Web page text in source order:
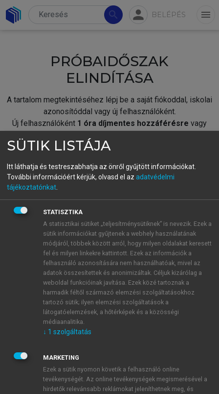
search person BELÉPÉS menu
PRÓBAIDŐSZAK
ELINDÍTÁSA
A tartalom megtekintéséhez lépj be a saját fiókoddal, iskolai
azonosítóddal vagy új felhasználóként.
Új felhasználóként 1 óra díjmentes hozzáférésre vagy
fiókoddal,vagy hozz létre új fiókot.
A regisztráció után apróbaidőszakautomatikusan
BELÉPÉS SAJÁT FIÓKKAL
ÚJ FIÓK LÉTREHOZÁSA
1 óra díjmentes hozzáférés
E-MAIL-CÍM
JELSZÓ
JELSZÓ ÚJRA
SÜTIK LISTÁJA
Itt láthatja és testreszabhatja az önről gyűjtött információkat.
További információért kérjük, olvasd el az adatvédelmi
tájékoztatónkat
STATISZTIKA
A statisztikai sütiket „teljesítménysütiknek” is nevezik. Ezek a
sütik információkat gyűjtenek a webhely használatának
módjáról, többek között arról, hogy milyen oldalakat keresett
fel és milyen linkekre kattintott. Ezek az információk a
felhasználó azonosítására nem használhatóak, mivel az
adatok összesítettek és anonimizáltak. Céljuk kizárólag a
weboldal funkcióinak javítása. Ezek közé tartoznak a
harmadik féltől származó elemzési szolgáltatásokhoz
tartozó sütik; ilyen elemzési szolgáltatások a
látogatóelemzések, a hőtérképek és a közösségi
médiaanalitika.
↓ 1 szolgáltatás
MARKETING
Ezek a sütik nyomon követik a felhasználó online
tevékenységét. Az online tevékenységek megismerésével a
hirdetők relevánsabb reklámokat jeleníthetnek meg, és